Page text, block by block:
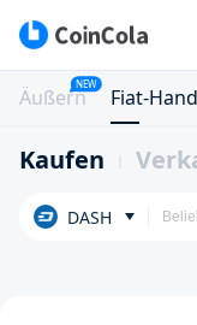
Äußern
NEW
Fiat-
Kaufen
DASH